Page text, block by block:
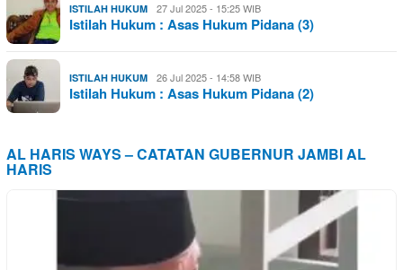
ISTILAH HUKUM 27 Jul 2025 - 15:25 WIB
Istilah Hukum : Asas Hukum Pidana (3)
ISTILAH HUKUM 26 Jul 2025 - 14:58 WIB
Istilah Hukum : Asas Hukum Pidana (2)
AL HARIS WAYS – CATATAN GUBERNUR JAMBI AL
HARIS